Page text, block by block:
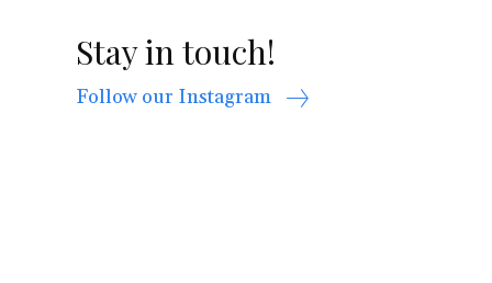
Stay in touch!
Follow our Instagram